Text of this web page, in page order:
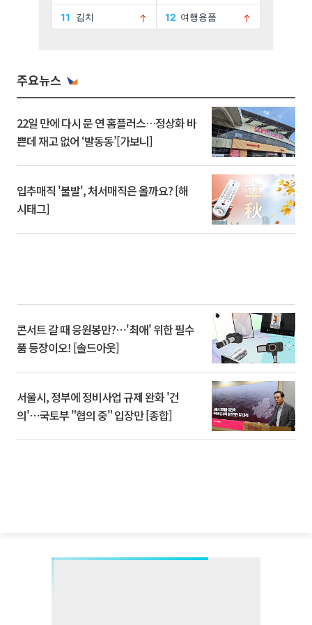
주요뉴스
22일 만에 다시 문 연 홈플러스…정상화 바
쁜데 재고 없어 ‘발동동’[가보니]
입추매직 '불발', 처서매직은 올까요? [해
시태그]
콘서트 갈 때 응원봉만?⋯'최애' 위한 필수
품 등장이오! [솔드아웃]
서울시, 정부에 정비사업 규제 완화 '건
의'⋯국토부 "협의 중" 입장만 [종합]